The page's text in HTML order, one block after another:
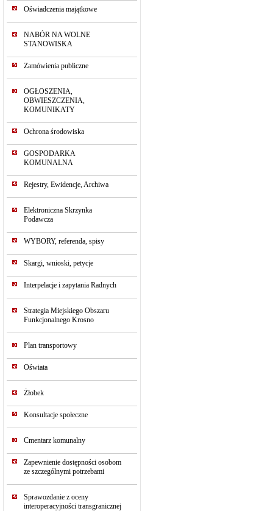
Oświadczenia majątkowe
NABÓR NA WOLNE
STANOWISKA
Zamówienia publiczne
OGŁOSZENIA,
OBWIESZCZENIA,
KOMUNIKATY
Ochrona środowiska
GOSPODARKA
KOMUNALNA
Rejestry, Ewidencje, Archiwa
Elektroniczna Skrzynka
Podawcza
WYBORY, referenda, spisy
Skargi, wnioski, petycje
Interpelacje i zapytania Radnych
Strategia Miejskiego Obszaru
Funkcjonalnego Krosno
Plan transportowy
Oświata
Żłobek
Konsultacje społeczne
Cmentarz komunalny
Zapewnienie dostępności osobom
ze szczególnymi potrzebami
Sprawozdanie z oceny
interoperacyjności transgranicznej